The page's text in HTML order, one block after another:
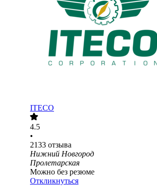
ITECO
4.5
•
2133 отзыва
Нижний Новгород
Пролетарская
Можно без резюме
Откликнуться